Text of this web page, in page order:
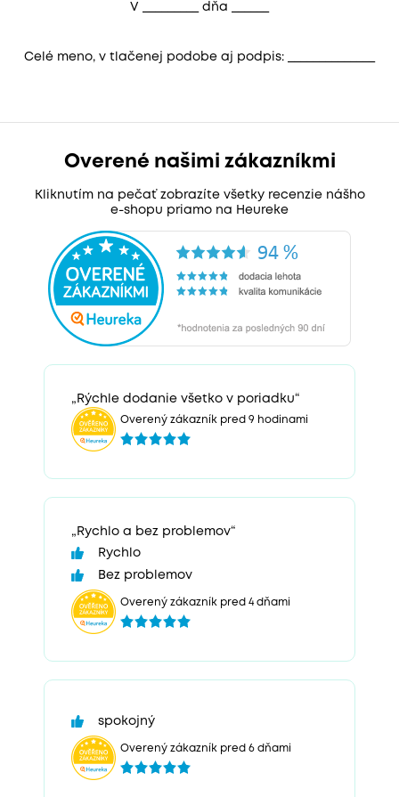
V _________ dňa ______
Celé meno, v tlačenej podobe aj podpis: ______________
Overené našimi zákazníkmi
Kliknutím na pečať zobrazíte všetky recenzie nášho
e-shopu priamo na Heureke
„Rýchle dodanie všetko v poriadku“
Overený zákazník pred 9 hodinami
„Rychlo a bez problemov“
Rychlo
Bez problemov
Overený zákazník pred 4 dňami
spokojný
Overený zákazník pred 6 dňami